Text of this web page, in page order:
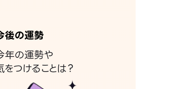
後の運勢
年の運勢や
をつけることは？